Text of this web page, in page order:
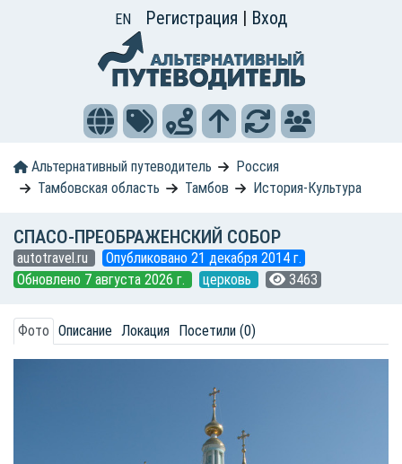
EN Регистрация | Вход
Альтернативный путеводитель
Россия
Тамбовская область
Тамбов История-Культура
СПАСО-ПРЕОБРАЖЕНСКИЙ СОБОР
autotravel.ru
Опубликовано 21 декабря 2014 г.
Обновлено 7 августа 2026 г.
церковь 3463
Фото Описание Локация Посетили (0)